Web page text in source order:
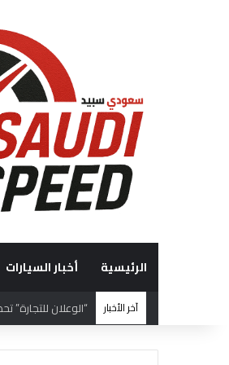
الرئيسية أخبار السيارات
آخر الأخبار “الوعلان للتجارة” تحصد جائزة